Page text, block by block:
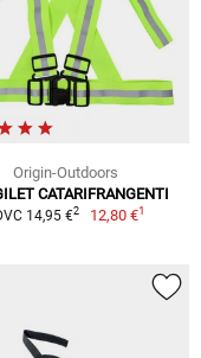
Origin-Outdoors
CATARIFRANGENTI
14,95 €2 12,80 €1